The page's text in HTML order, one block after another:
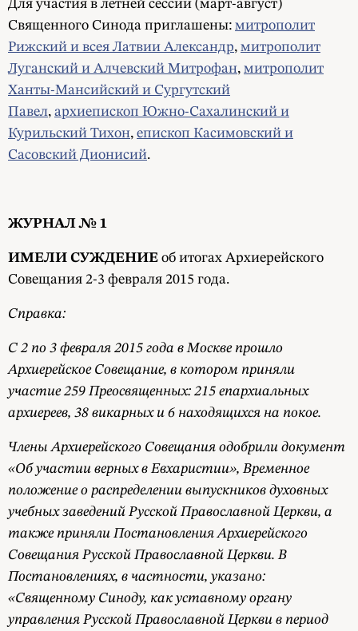
Для участия в летней сессии (март-август)
Священного Синода приглашены: митрополит
Рижский и всея Латвии Александр, митрополит
Луганский и Алчевский Митрофан, митрополит
Ханты-Мансийский и Сургутский
Павел, архиепископ Южно-Сахалинский и
Курильский Тихон, епископ Касимовский и
Сасовский Дионисий.
ЖУРНАЛ № 1
ИМЕЛИ СУЖДЕНИЕ об итогах Архиерейского
Совещания 2-3 февраля 2015 года.
Справка:
С 2 по 3 февраля 2015 года в Москве прошло
Архиерейское Совещание, в котором приняли
участие 259 Преосвященных: 215 епархиальных
архиереев, 38 викарных и 6 находящихся на покое.
Члены Архиерейского Совещания одобрили документ
«Об участии верных в Евхаристии», Временное
положение о распределении выпускников духовных
учебных заведений Русской Православной Церкви, а
также приняли Постановления Архиерейского
Совещания Русской Православной Церкви. В
Постановлениях, в частности, указано:
«Священному Синоду, как уставному органу
управления Русской Православной Церкви в период